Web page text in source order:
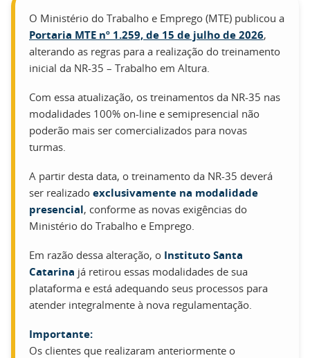
O Ministério do Trabalho e Emprego (MTE) publicou a
Portaria MTE nº 1.259, de 15 de julho de 2026,
alterando as regras para a realização do treinamento
inicial da NR-35 – Trabalho em Altura.
Com essa atualização, os treinamentos da NR-35 nas
modalidades 100% on-line e semipresencial não
poderão mais ser comercializados para novas
turmas.
A partir desta data, o treinamento da NR-35 deverá
ser realizado exclusivamente na modalidade
presencial, conforme as novas exigências do
Ministério do Trabalho e Emprego.
Em razão dessa alteração, o Instituto Santa
Catarina já retirou essas modalidades de sua
plataforma e está adequando seus processos para
atender integralmente à nova regulamentação.
Importante:
Os clientes que realizaram anteriormente o